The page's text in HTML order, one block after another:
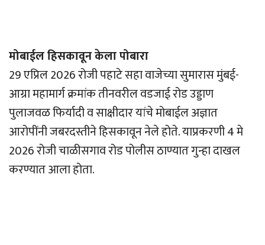
मोबाईल हिसकावून केला पोबारा
29 एप्रिल 2026 रोजी पहाटे सहा वाजेच्या सुमारास मुंबई-
आग्रा महामार्ग क्रमांक तीनवरील वडजाई रोड उड्डाण
पुलाजवळ फिर्यादी व साक्षीदार यांचे मोबाईल अज्ञात
आरोपींनी जबरदस्तीने हिसकावून नेले होते. याप्रकरणी 4 मे
2026 रोजी चाळीसगाव रोड पोलीस ठाण्यात गुन्हा दाखल
करण्यात आला होता.